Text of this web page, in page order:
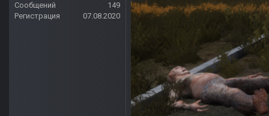
Сообщений
149
Регистрация
07.08.2020